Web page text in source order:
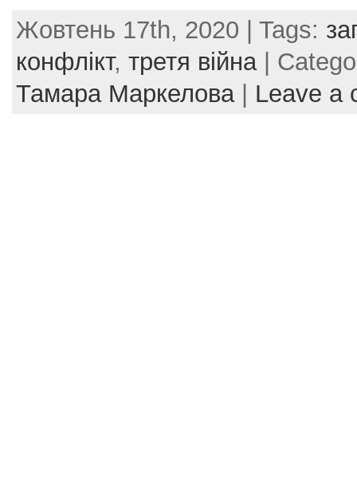
c
e
b
itt
er
er
e
st
ai
l
ar
e
Жовтень 17th, 2020 | Tags:
конфлікт, третя війна|
Тамара Маркелова| Leave a